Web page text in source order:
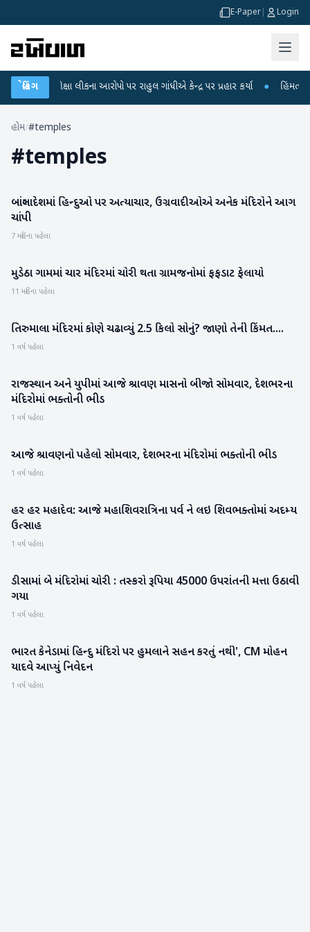
E-Paper Login
બ્રેકિંગ
NET પરીક્ષા લીકના આરોપો પર રાહુલ ગાંધીએ કેન્દ્ર પર પ્રહાર કર્યા ●
હોમ/#temples
#temples
આંતરરાષ્ટ્રીય
બાંગ્લાદેશમાં હિન્દુઓ પર અત્યાચાર, ઉગ્રવાદીઓએ અનેક મંદિરોને આગ
ચાંપી
7 મહિના પહેલા
બનાસકાંઠા
મુડેઠા ગામમાં ચાર મંદિરમાં ચોરી થતા ગ્રામજનોમાં ફફડાટ ફેલાયો
11 મહિના પહેલા
રાષ્ટ્રીય
તિરુમાલા મંદિરમાં કોણે ચઢાવ્યું 2.5 કિલો સોનું? જાણો તેની કિંમત....
1 વર્ષ પહેલા
રાષ્ટ્રીય
રાજસ્થાન અને યુપીમાં આજે શ્રાવણ માસનો બીજો સોમવાર, દેશભરના
મંદિરોમાં ભક્તોની ભીડ
1 વર્ષ પહેલા
રાષ્ટ્રીય
આજે શ્રાવણનો પહેલો સોમવાર, દેશભરના મંદિરોમાં ભક્તોની ભીડ
1 વર્ષ પહેલા
બનાસકાંઠા
હર હર મહાદેવ: આજે મહાશિવરાત્રિના પર્વ ને લઇ શિવભક્તોમાં અદમ્ય
ઉત્સાહ
1 વર્ષ પહેલા
બનાસકાંઠા
ડીસામાં બે મંદિરોમાં ચોરી : તસ્કરો રૂપિયા 45000 ઉપરાંતની મત્તા ઉઠાવી
ગયા
1 વર્ષ પહેલા
રાષ્ટ્રીય
ભારત કેનેડામાં હિન્દુ મંદિરો પર હુમલાને સહન કરતું નથી', CM મોહન
યાદવે આપ્યું નિવેદન
1 વર્ષ પહેલા